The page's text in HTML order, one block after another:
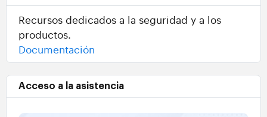
Recursos dedicados a la seguridad y a los
productos.
Documentación
Acceso a la asistencia